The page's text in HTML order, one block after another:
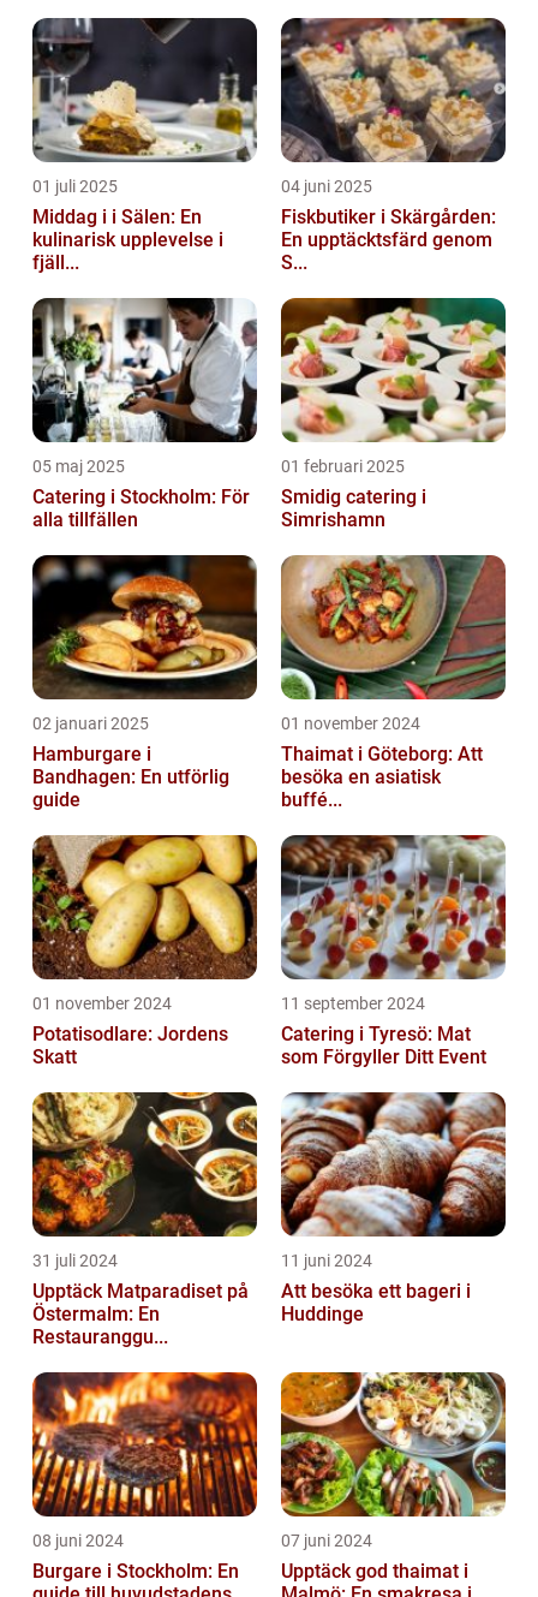
01 juli 2025
Middag i i Sälen: En
kulinarisk upplevelse i
fjäll...
04 juni 2025
Fiskbutiker i Skärgården:
En upptäcktsfärd genom
S...
05 maj 2025
Catering i Stockholm: För
alla tillfällen
01 februari 2025
Smidig catering i
Simrishamn
02 januari 2025
Hamburgare i
Bandhagen: En utförlig
guide
01 november 2024
Thaimat i Göteborg: Att
besöka en asiatisk
buffé...
01 november 2024
Potatisodlare: Jordens
Skatt
11 september 2024
Catering i Tyresö: Mat
som Förgyller Ditt Event
31 juli 2024
Upptäck Matparadiset på
Östermalm: En
Restauranggu...
11 juni 2024
Att besöka ett bageri i
Huddinge
08 juni 2024
Burgare i Stockholm: En
07 juni 2024
Upptäck god thaimat i